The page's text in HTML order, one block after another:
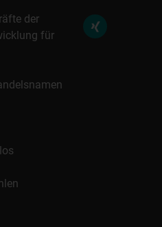
der
für